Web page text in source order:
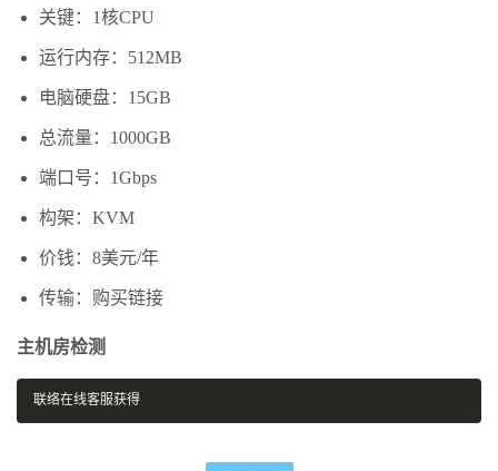
关键：1核CPU
运行内存：512MB
电脑硬盘：15GB
总流量：1000GB
端口号：1Gbps
构架：KVM
价钱：8美元/年
传输：购买链接
主机房检测
联络在线客服获得